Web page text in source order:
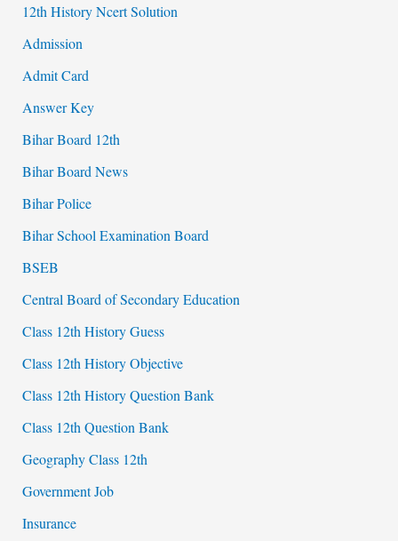
12th History Ncert Solution
Admission
Admit Card
Answer Key
Bihar Board 12th
Bihar Board News
Bihar Police
Bihar School Examination Board
BSEB
Central Board of Secondary Education
Class 12th History Guess
Class 12th History Objective
Class 12th History Question Bank
Class 12th Question Bank
Geography Class 12th
Government Job
Insurance